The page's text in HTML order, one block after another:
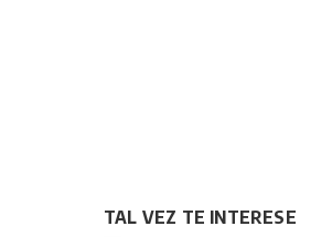
TAL VEZ TE INTERESE